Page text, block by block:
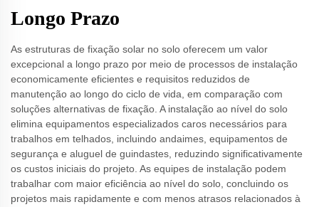
Longo Prazo
As estruturas de fixação solar no solo oferecem um valor
excepcional a longo prazo por meio de processos de instalação
economicamente eficientes e requisitos reduzidos de
manutenção ao longo do ciclo de vida, em comparação com
soluções alternativas de fixação. A instalação ao nível do solo
elimina equipamentos especializados caros necessários para
trabalhos em telhados, incluindo andaimes, equipamentos de
segurança e aluguel de guindastes, reduzindo significativamente
os custos iniciais do projeto. As equipes de instalação podem
trabalhar com maior eficiência ao nível do solo, concluindo os
projetos mais rapidamente e com menos atrasos relacionados à